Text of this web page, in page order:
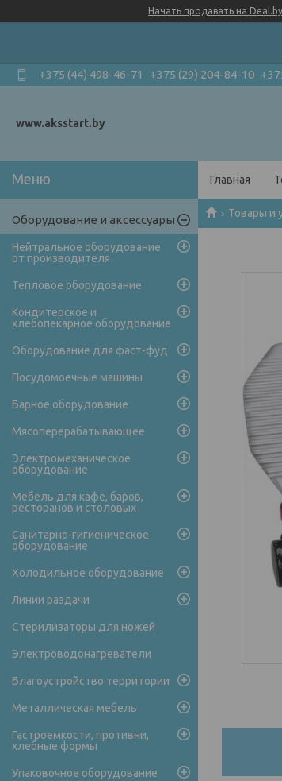
Начать продавать на Deal.by
+375 (44) 498-46-71 +375 (29) 204-84-10
www.aksstart.by
Главная
Товары и
Оборудование и аксессуары
Нейтральное оборудование
от производителя
Тепловое оборудование
Кондитерское и
хлебопекарное оборудование
Оборудование для фаст-фуд
Посудомоечные машины
Барное оборудование
Мясоперерабатывающее
Электромеханическое
оборудование
Мебель для кафе, баров,
ресторанов и столовых
Санитарно-гигиеническое
оборудование
Холодильное оборудование
Линии раздачи
Стерилизаторы для ножей
Электроводонагреватели
Благоустройство территории
Металлическая мебель
Гастроемкости, противни,
хлебные формы
Упаковочное оборудование